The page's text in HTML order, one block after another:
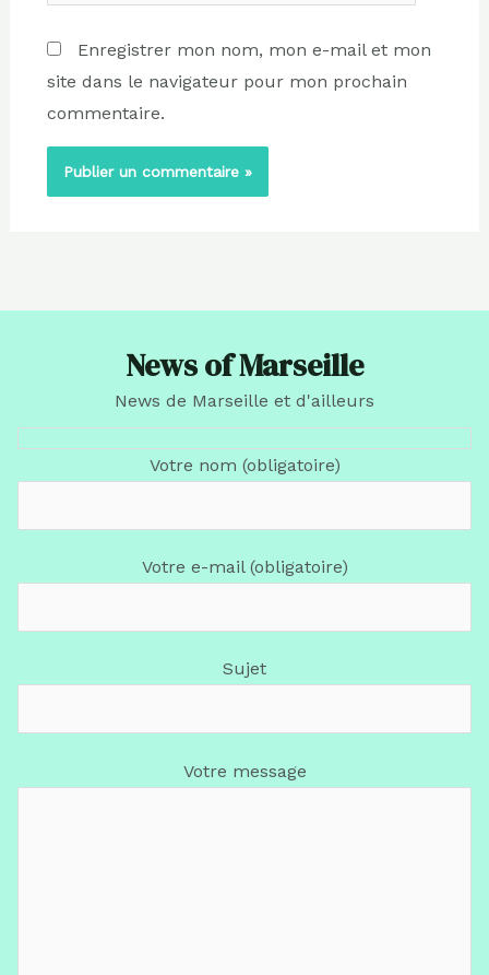
Enregistrer mon nom, mon e-mail et mon
site dans le navigateur pour mon prochain
commentaire.
News of Marseille
News de Marseille et d'ailleurs
Votre nom (obligatoire)
Votre e-mail (obligatoire)
Sujet
Votre message